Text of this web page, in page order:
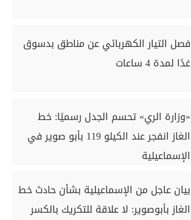
فصل التيار الكهربائي عن مناطق بدسوق
غدًا لمدة 4 ساعات
«وزارة الري» تحسم الجدل رسميًا: خط
الغاز انفجر عند الكيلو 119 بأبو صوير في
الإسماعيلية
بيان عاجل من الإسماعيلية بشأن حادث خط
الغاز بأبوصوير: لا علاقة للتكريك بالكسر